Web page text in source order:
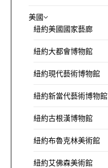
美國
紐約美國國家藝廊
紐約大都會博物館
紐約現代藝術博物館
紐約新當代藝術博物館
紐約古根漢博物館
紐約布魯克林美術館
紐約艾佛森美術館